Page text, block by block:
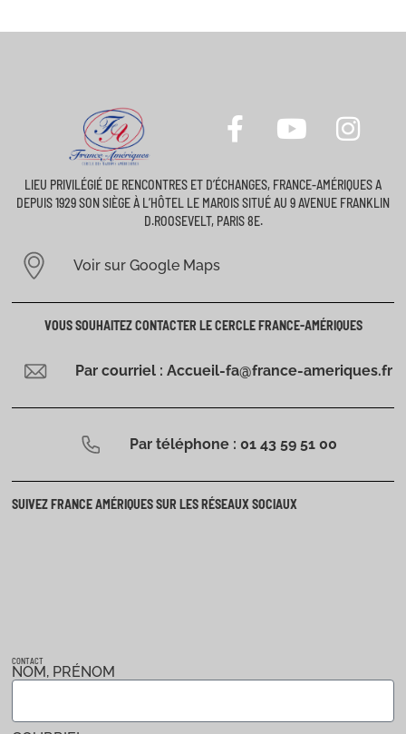
CONTACT
NOM, PRÉNOM
LIEU PRIVILÉGIÉ DE RENCONTRES ET D’ÉCHANGES, FRANCE-AMÉRIQUES A
DEPUIS 1929 SON SIÈGE À L’HÔTEL LE MAROIS SITUÉ AU 9 AVENUE FRANKLIN
D.ROOSEVELT, PARIS 8E.
Voir sur Google Maps
VOUS SOUHAITEZ CONTACTER LE CERCLE FRANCE-AMÉRIQUES
Par courriel : Accueil-fa@france-ameriques.fr
Par téléphone : 01 43 59 51 00
SUIVEZ FRANCE AMÉRIQUES SUR LES RÉSEAUX SOCIAUX